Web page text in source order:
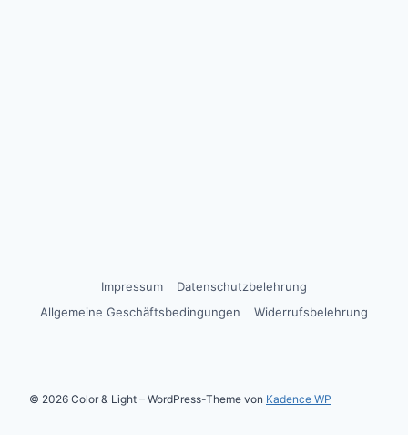
Impressum
Datenschutzbelehrung
Allgemeine Geschäftsbedingungen
Widerrufsbelehrung
© 2026 Color & Light – WordPress-Theme von Kadence WP